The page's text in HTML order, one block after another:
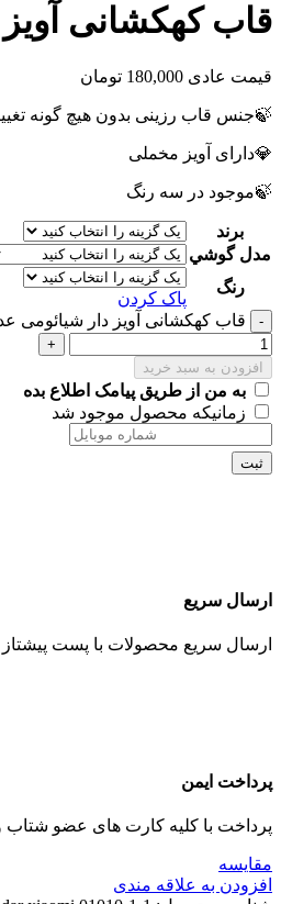
قاب کهکشانی
قیمت عادی 180,000 تومان
🍃جنس قاب رزینی بدون هیچ گونه
💎دارای آویز مخملی
🍃موجود در سه رنگ
برند
مدل گوشي
رنگ
پاک کردن
قاب کهکشانی آویز دار شیائومی
افزودن به سبد خرید
به من از طریق پیامک اطلاع بده
زمانیکه محصول موجود شد
ثبت
ارسال سریع
ارسال سریع محصولات با پست پیشتاز
پرداخت ایمن
پرداخت با کلیه کارت های عضو شتاب و
مقايسه
افزودن به علاقه مندی